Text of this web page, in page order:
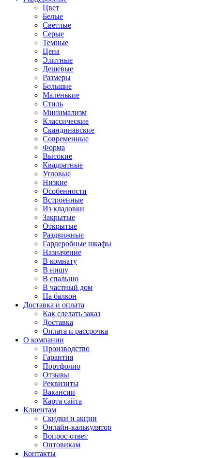
Цвет
Белые
Светлые
Серые
Темные
Цена
Элитные
Дешевые
Размеры
Большие
Маленькие
Стиль
Минимализм
Классические
Скандинавские
Современные
Форма
Высокие
Квадратные
Угловые
Низкие
Особенности
Встроенные
Из кладовки
Закрытые
Открытые
Раздвижные
Гардеробные шкафы
Назначение
В комнату
В нишу
В спальню
В частный дом
На балкон
Доставка и оплата
Как сделать заказ
Доставка
Оплата и рассрочка
О компании
Производство
Гарантия
Портфолио
Отзывы
Реквизиты
Вакансии
Карта сайта
Клиентам
Скидки и акции
Онлайн-калькулятор
Вопрос-ответ
Оптовикам
Контакты